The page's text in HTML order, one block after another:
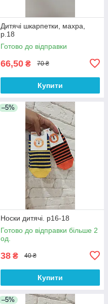
Дитячі шкарпетки, махра,
р.18
Готово до відправки
66,50 ₴ 70 ₴
Купити
–5%
Носки дитячі. р16-18
Готово до відправки більше 2
од.
38 ₴ 40 ₴
Купити
–5%